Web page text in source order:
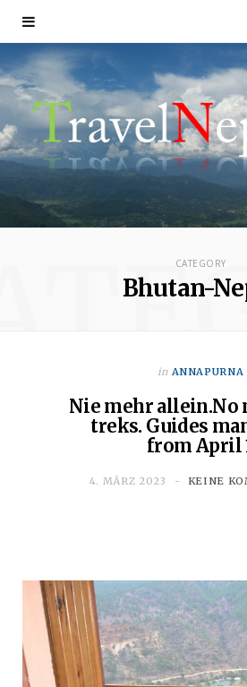
CATEGORY
Bhutan-
in ANNAPURNA
Nie mehr allein.No
treks. Guides
from April
4. MÄRZ 2023 KEINE